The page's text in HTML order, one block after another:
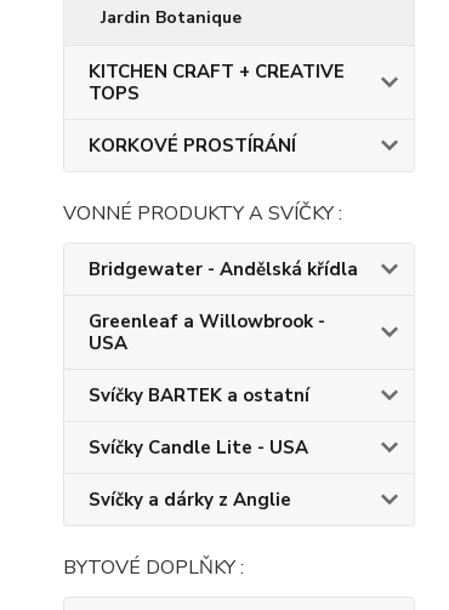
Jardin Botanique
KITCHEN CRAFT + CREATIVE
TOPS
KORKOVÉ PROSTÍRÁNÍ
VONNÉ PRODUKTY A SVÍČKY :
Bridgewater - Andělská křídla
Greenleaf a Willowbrook -
USA
Svíčky BARTEK a ostatní
Svíčky Candle Lite - USA
Svíčky a dárky z Anglie
BYTOVÉ DOPLŇKY :